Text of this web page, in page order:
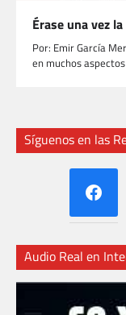
Érase una vez
Por: Emir García
en muchos
Síguenos en las
facebook
Audio Real en